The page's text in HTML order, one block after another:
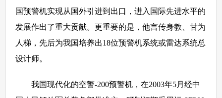
国预警机实现从国外引进到出口，进入国际先进水平的
发展作出了重大贡献。更重要的是，他言传身教、甘为
人梯，先后为我国培养出18位预警机系统或雷达系统总
设计师。
我国现代化的空警-200预警机，在2003年5月经中